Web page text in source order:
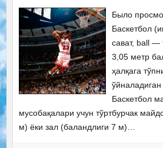
Было
Баскетбол
сават, ball —
3,05 метр
ҳалқага
Баскетбол
мусобақалари учун тўртбурчак
м) ёки зал (баландлиги 7 м)…